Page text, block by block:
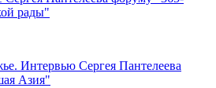
рады"
Интервью Сергея Пантелеева
Азия"